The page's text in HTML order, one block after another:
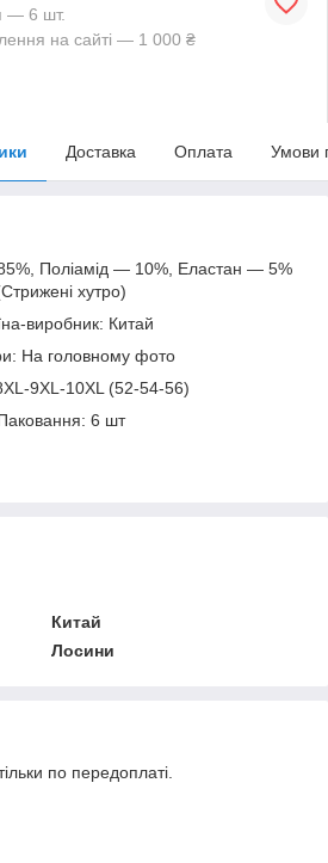
— 6 шт.
на сайті — 1 000 ₴
Доставка Оплата Умови
Поліамід — 10%, Еластан — 5%
хутро)
виробник: Китай
На головному фото
9XL-10XL (52-54-56)
6 шт
Китай
Лосини
по передоплаті.